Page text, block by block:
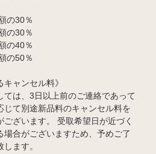
の30％
の30％
の40％
の50％
キャンセル料》
ては、3日以上前のご連絡であって
じて別途新品料のキャンセル料を
ございます。 受取希望日が近づく
場合がございますため、予めご了
ます。